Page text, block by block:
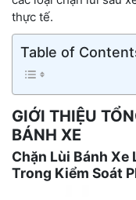
thực tế.
Table of
GIỚI THIỆU
BÁNH XE
Chặn Lùi Bánh Xe
Trong Kiểm Soát